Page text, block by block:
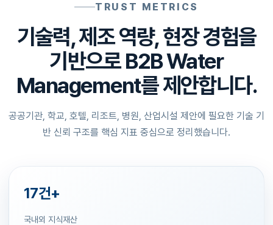
TRUST METRICS
기술력, 제조 역량, 현장 경험을
기반으로 B2B Water
Management를 제안합니다.
공공기관, 학교, 호텔, 리조트, 병원, 산업시설 제안에 필요한 기술 기
반 신뢰 구조를 핵심 지표 중심으로 정리했습니다.
17건+
국내외 지식재산